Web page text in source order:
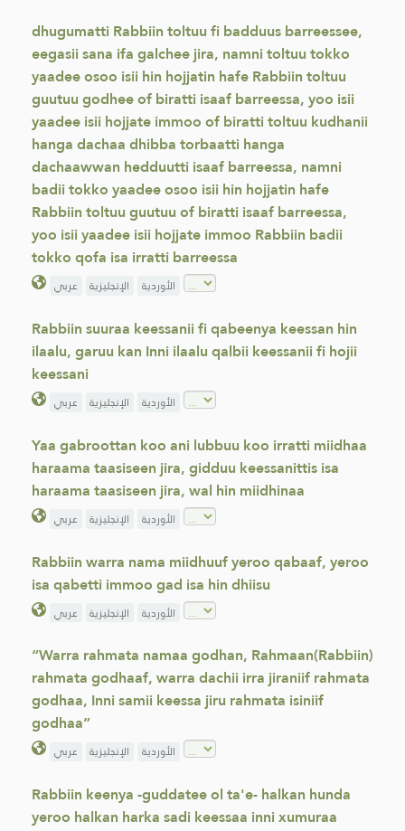
dhugumatti Rabbiin toltuu fi badduus barreessee,
eegasii sana ifa galchee jira, namni toltuu tokko
yaadee osoo isii hin hojjatin hafe Rabbiin toltuu
guutuu godhee of biratti isaaf barreessa, yoo isii
yaadee isii hojjate immoo of biratti toltuu kudhanii
hanga dachaa dhibba torbaatti hanga
dachaawwan hedduutti isaaf barreessa, namni
badii tokko yaadee osoo isii hin hojjatin hafe
Rabbiin toltuu guutuu of biratti isaaf barreessa,
yoo isii yaadee isii hojjate immoo Rabbiin badii
tokko qofa isa irratti barreessa
عربي الإنجليزية الأوردية
Rabbiin suuraa keessanii fi qabeenya keessan hin
ilaalu, garuu kan Inni ilaalu qalbii keessanii fi hojii
keessani
عربي الإنجليزية الأوردية
Yaa gabroottan koo ani lubbuu koo irratti miidhaa
haraama taasiseen jira, gidduu keessanittis isa
haraama taasiseen jira, wal hin miidhinaa
عربي الإنجليزية الأوردية
Rabbiin warra nama miidhuuf yeroo qabaaf, yeroo
isa qabetti immoo gad isa hin dhiisu
عربي الإنجليزية الأوردية
“Warra rahmata namaa godhan, Rahmaan(Rabbiin)
rahmata godhaaf, warra dachii irra jiraniif rahmata
godhaa, Inni samii keessa jiru rahmata isiniif
godhaa”
عربي الإنجليزية الأوردية
Rabbiin keenya -guddatee ol ta'e- halkan hunda
yeroo halkan harka sadi keessaa inni xumuraa